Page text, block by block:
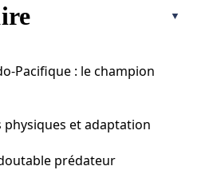
Pacifique : le champion
physiques et adaptation
prédateur